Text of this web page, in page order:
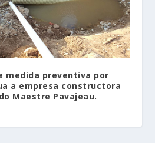
medida preventiva por
a empresa constructora
Maestre Pavajeau.